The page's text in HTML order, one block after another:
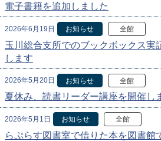
電子書籍を追加しました
2026年6月19日 お知らせ 全館
玉川総合支所でのブックボックス実
します
2026年5月20日 お知らせ 全館
夏休み、読書リーダー講座を開催し
2026年5月1日 お知らせ 全館
らぷらす図書室で借りた本を図書館